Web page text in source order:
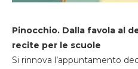
Pinocchio. Dalla favola al
recite per le scuole
Si rinnova l’appuntamento